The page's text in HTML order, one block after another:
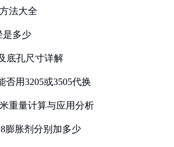
法大全
是多少
底孔尺寸详解
否用3205或3505代换
重量计算与应用分析
膨胀剂分别加多少